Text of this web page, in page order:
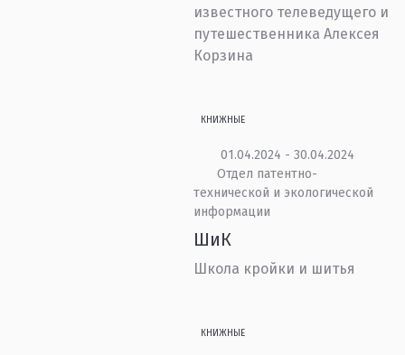
известного телеведущего и
путешественника Алексея
Корзина
КНИЖНЫЕ
01.04.2024 - 30.04.2024
Отдел патентно-
технической и экологической
информации
ШиК
Школа кройки и шитья
КНИЖНЫЕ